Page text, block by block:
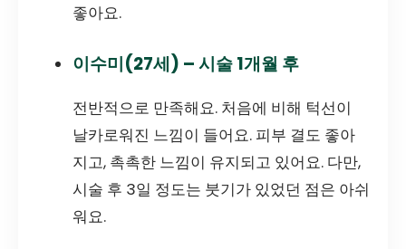
좋아요.
이수미(27세) – 시술 1개월 후
전반적으로 만족해요. 처음에 비해 턱선이
날카로워진 느낌이 들어요. 피부 결도 좋아
지고, 촉촉한 느낌이 유지되고 있어요. 다만,
시술 후 3일 정도는 붓기가 있었던 점은 아쉬
워요.